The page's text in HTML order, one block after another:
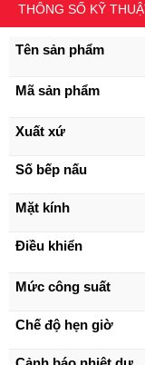
Bếp
2.Đặc Điểm
EU-T889G
2.1
THÔNG SỐ KỸ
Tên sản phẩm
Mã sản phẩm
Xuất xứ
Số bếp nấu
Mặt kính
Điều khiển
Mức công suất
Chế độ hẹn giờ